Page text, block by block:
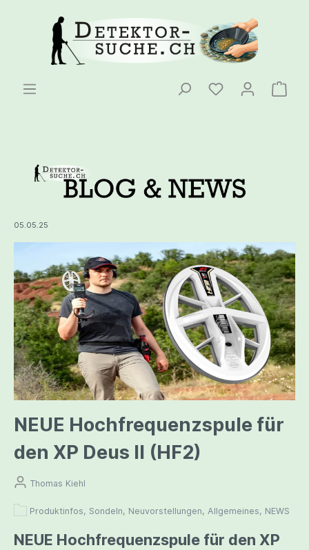
05.05.25
NEUE Hochfrequenzspule für
den XP Deus II (HF2)
Thomas Kiehl
Produktinfos, Sondeln, Neuvorstellungen, Allgemeines, NEWS
NEUE Hochfrequenzspule für den XP